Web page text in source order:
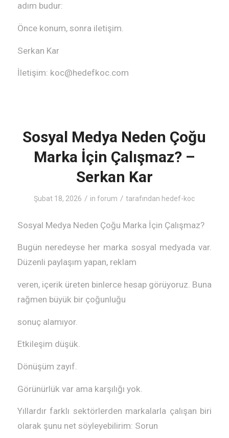
adım budur:
Önce konum, sonra iletişim.
Serkan Kar
İletişim: koc@hedefkoc.com
Sosyal Medya Neden Çoğu
Marka İçin Çalışmaz? –
Serkan Kar
Şubat 18, 2026 / inforum / tarafından hedef-koc
Sosyal Medya Neden Çoğu Marka İçin Çalışmaz?
Bugün neredeyse her marka sosyal medyada var.
Düzenli paylaşım yapan, reklam
veren, içerik üreten binlerce hesap görüyoruz. Buna
rağmen büyük bir çoğunluğu
sonuç alamıyor.
Etkileşim düşük.
Dönüşüm zayıf.
Görünürlük var ama karşılığı yok.
Yıllardır farklı sektörlerden markalarla çalışan biri
olarak şunu net söyleyebilirim: Sorun